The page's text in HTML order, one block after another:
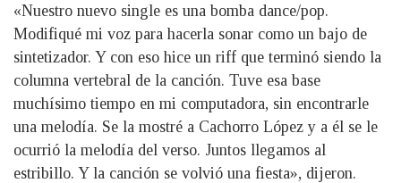
«Nuestro nuevo single es una bomba dance/pop.
Modifiqué mi voz para hacerla sonar como un bajo de
sintetizador. Y con eso hice un riff que terminó siendo la
columna vertebral de la canción. Tuve esa base
muchísimo tiempo en mi computadora, sin encontrarle
una melodía. Se la mostré a Cachorro López y a él se le
ocurrió la melodía del verso. Juntos llegamos al
estribillo. Y la canción se volvió una fiesta», dijeron.